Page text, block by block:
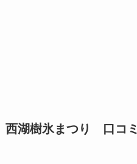
西湖樹氷まつり 口コミ